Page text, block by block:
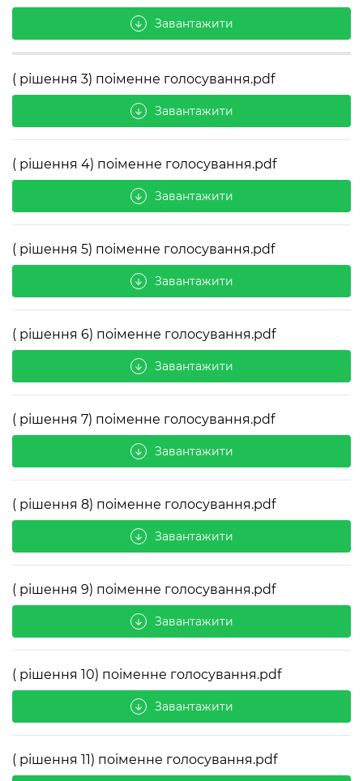
arrow_downward Завантажити
( рішення 3) поіменне голосування.pdf
arrow_downward Завантажити
( рішення 4) поіменне голосування.pdf
arrow_downward Завантажити
( рішення 5) поіменне голосування.pdf
arrow_downward Завантажити
( рішення 6) поіменне голосування.pdf
arrow_downward Завантажити
( рішення 7) поіменне голосування.pdf
arrow_downward Завантажити
( рішення 8) поіменне голосування.pdf
arrow_downward Завантажити
( рішення 9) поіменне голосування.pdf
arrow_downward Завантажити
( рішення 10) поіменне голосування.pdf
arrow_downward Завантажити
( рішення 11) поіменне голосування.pdf